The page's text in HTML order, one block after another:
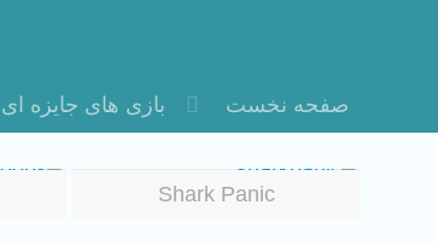
صفحه نخست بازی های جایزه ای
Shark Panic